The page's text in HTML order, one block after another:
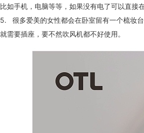
比如手机，电脑等等，如果没有电了可以直接
5. 很多爱美的女性都会在卧室留有一个梳妆台
就需要插座，要不然吹风机都不好使用。